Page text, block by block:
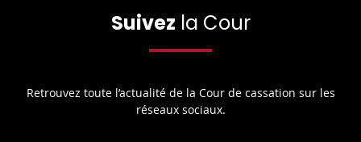
Suivez la Cour
Retrouvez toute l’actualité de la Cour de cassation sur les
réseaux sociaux.